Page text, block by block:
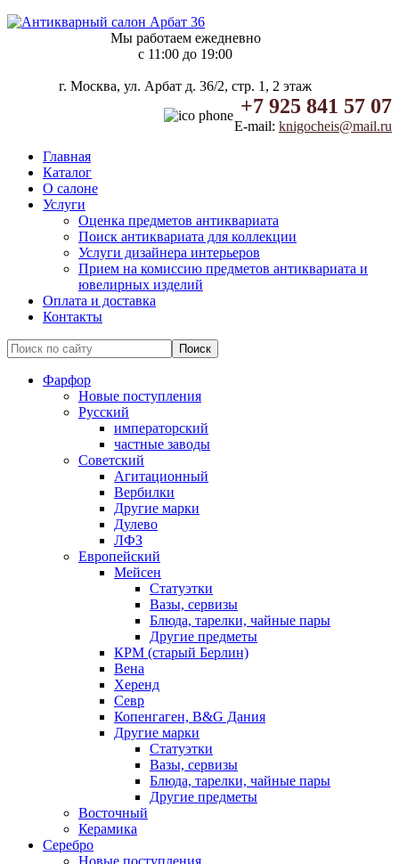
Мы работаем ежедневно
c 11:00 до 19:00
г. Москва, ул. Арбат д. 36/2, стр. 1, 2 этаж
+7 925 841 57 07
E-mail: knigocheis@mail.ru
Главная
Каталог
О салоне
Услуги
Оценка предметов антиквариата
Поиск антиквариата для коллекции
Услуги дизайнера интерьеров
Прием на комиссию предметов антиквариата и
ювелирных изделий
Оплата и доставка
Контакты
Фарфор
Новые поступления
Русский
императорский
частные заводы
Советский
Агитационный
Вербилки
Другие марки
Дулево
ЛФЗ
Европейский
Мейсен
Статуэтки
Вазы, сервизы
Блюда, тарелки, чайные пары
Другие предметы
КРМ (старый Берлин)
Вена
Херенд
Севр
Копенгаген, B&G Дания
Другие марки
Статуэтки
Вазы, сервизы
Блюда, тарелки, чайные пары
Другие предметы
Восточный
Керамика
Серебро
Новые поступления